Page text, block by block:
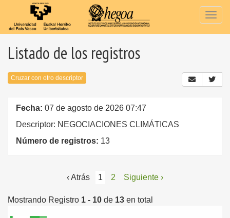
Listado de los registros
Cruzar con otro descriptor
Fecha: 07 de agosto de 2026 07:47
Descriptor: NEGOCIACIONES CLIMÁTICAS
Número de registros: 13
‹ Atrás 1 2 Siguiente ›
Mostrando Registro 1 - 10 de 13 en total